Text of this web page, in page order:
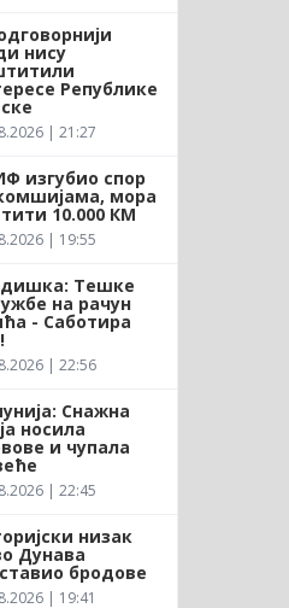
нису
Републике
| 21:27
изгубио спор
мора
10.000 КМ
| 19:55
Тешке
на рачун
- Саботира
| 22:56
Снажна
носила
и чупала
| 22:45
низак
Дунава
бродове
| 19:41